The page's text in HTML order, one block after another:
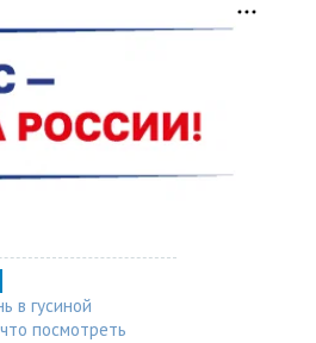
в гусиной
посмотреть